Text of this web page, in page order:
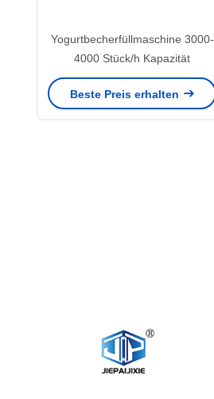
Yogurtbecherfüllmaschine 3000-
4000 Stück/h Kapazität
Beste Preis erhalten